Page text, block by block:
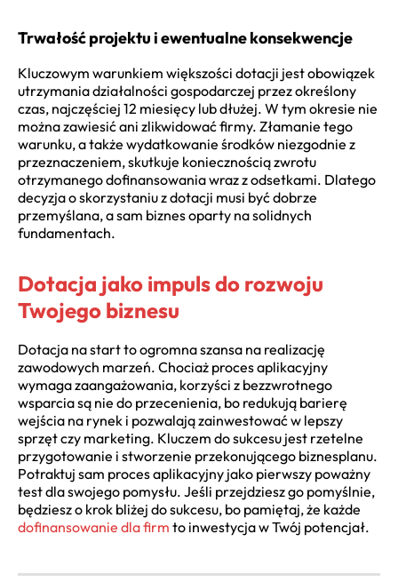
Trwałość projektu i ewentualne konsekwencje
Kluczowym warunkiem większości dotacji jest obowiązek
utrzymania działalności gospodarczej przez określony
czas, najczęściej 12 miesięcy lub dłużej. W tym okresie nie
można zawiesić ani zlikwidować firmy. Złamanie tego
warunku, a także wydatkowanie środków niezgodnie z
przeznaczeniem, skutkuje koniecznością zwrotu
otrzymanego dofinansowania wraz z odsetkami. Dlatego
decyzja o skorzystaniu z dotacji musi być dobrze
przemyślana, a sam biznes oparty na solidnych
fundamentach.
Dotacja jako impuls do rozwoju
Twojego biznesu
Dotacja na start to ogromna szansa na realizację
zawodowych marzeń. Chociaż proces aplikacyjny
wymaga zaangażowania, korzyści z bezzwrotnego
wsparcia są nie do przecenienia, bo redukują barierę
wejścia na rynek i pozwalają zainwestować w lepszy
sprzęt czy marketing. Kluczem do sukcesu jest rzetelne
przygotowanie i stworzenie przekonującego biznesplanu.
Potraktuj sam proces aplikacyjny jako pierwszy poważny
test dla swojego pomysłu. Jeśli przejdziesz go pomyślnie,
będziesz o krok bliżej do sukcesu, bo pamiętaj, że każde
dofinansowanie dla firm to inwestycja w Twój potencjał.